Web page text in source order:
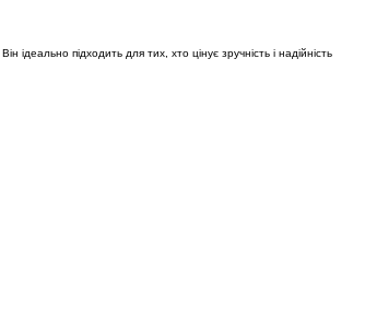
. Він ідеально підходить для тих, хто цінує зручність і надійність